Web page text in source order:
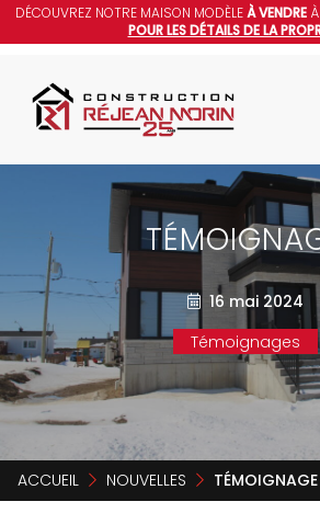
DÉCOUVREZ NOTRE MAISON MODÈLEÀ VENDREÀ
POUR LES DÉTAILS DE LA
16 mai 2024
Témoignages
ACCUEIL NOUVELLES TÉMOIGNAGE